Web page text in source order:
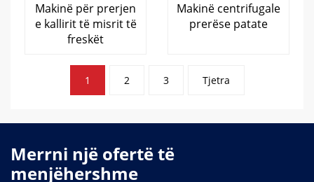
Makinë për prerjen
e kallirit të misrit të
freskët
Makinë centrifugale
prerëse patate
postimeve
1 2 3 Tjetra
Merrni një ofertë të
menjëhershme